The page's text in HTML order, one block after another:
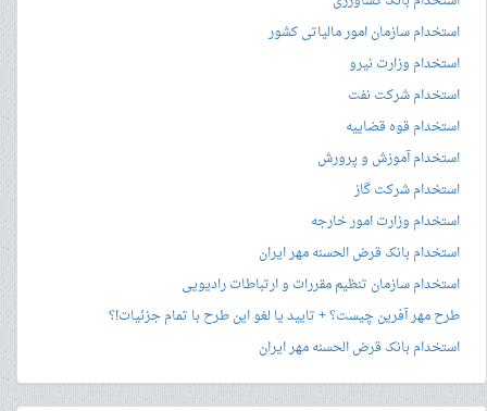
استخدام سازمان امور مالیاتی کشور
استخدام وزارت نیرو
استخدام شرکت نفت
استخدام قوه قضاییه
استخدام آموزش و پرورش
استخدام شرکت گاز
استخدام وزارت امور خارجه
استخدام بانک قرض الحسنه مهر ایران
استخدام سازمان تنظیم مقررات و ارتباطات رادیویی
طرح مهر آفرین چیست؟ + تایید یا لغو این طرح با تمام جزئیات!؟
استخدام بانک قرض الحسنه مهر ایران